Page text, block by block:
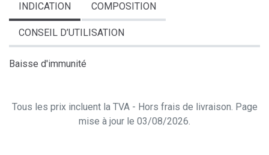
INDICATION COMPOSITION
CONSEIL D’UTILISATION
Baisse d'immunité
Tous les prix incluent la TVA - Hors frais de livraison. Page
mise à jour le 03/08/2026.